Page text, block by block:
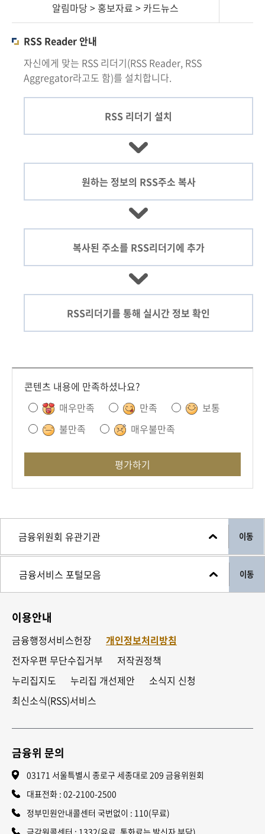
원
회
알림마당 > 홍보자료 > 카드뉴스
RSS Reader 안내
자신에게 맞는 RSS 리더기(RSS Reader, RSS
Aggregator라고도 함)를 설치합니다.
RSS 리더기 설치
원하는 정보의 RSS주소 복사
복사된 주소를 RSS리더기에 추가
RSS리더기를 통해 실시간 정보 확인
콘텐츠 내용에 만족하셨나요?
매우만족
만족
보통
불만족
매우불만족
평가하기
이동
이동
이용안내
금융행정서비스헌장
개인정보처리방침
전자우편 무단수집거부
저작권정책
누리집지도
누리집 개선제안
소식지 신청
최신소식(RSS)서비스
금융위 문의
03171 서울특별시 종로구 세종대로 209 금융위원회
대표전화 : 02-2100-2500
정부민원안내콜센터 국번없이 : 110(무료)
금감원콜센터 : 1332(유료, 통화료는 발신자 부담)